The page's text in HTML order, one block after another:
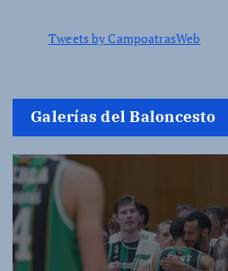
Tweets by CampoatrasWeb
Galerías del Baloncesto